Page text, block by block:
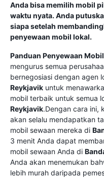
Anda bisa memilih mobil
waktu nyata. Anda
siapa setelah
penyewaan mobil lokal.
Panduan Penyewaan Mobil
mengurus semua
bernegosiasi dengan agen
Reykjavik untuk
mobil terbaik untuk semua
Reykjavik.Dengan cara ini,
akan selalu mendapatkan
mobil sewaan mereka di
3 menit Anda dapat
mobil sewaan Anda di
Anda akan menemukan
lebih murah daripada